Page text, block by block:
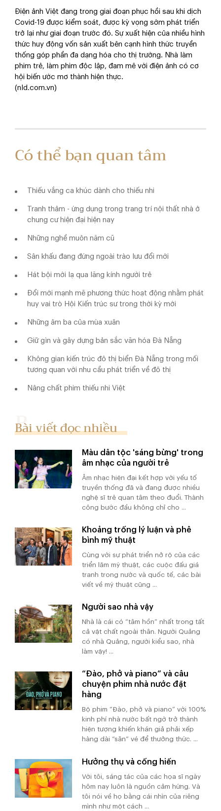
Điện ảnh Việt đang trong giai đoạn phục hồi sau khi dịch
Covid-19 được kiểm soát, được kỳ vọng sớm phát triển
trở lại như giai đoạn trước đó. Sự xuất hiện của nhiều hình
thức huy động vốn sản xuất bên cạnh hình thức truyền
thống góp phần đa dạng hóa cho thị trường. Nhà làm
phim trẻ, làm phim độc lập, đam mê với điện ảnh có cơ
hội biến ước mơ thành hiện thực.
(nld.com.vn)
Có thể bạn quan tâm
Thiếu vắng ca khúc dành cho thiếu nhi
Tranh thảm - ứng dụng trong trang trí nội thất nhà ở
chung cư hiện đại hiện nay
Những nghề muôn năm cũ
Sân khấu đang đứng ngoài trào lưu đổi mới
Hát bội mới lạ qua lăng kính người trẻ
Đổi mới mạnh mẽ phương thức hoạt động nhằm phát
huy vai trò Hội Kiến trúc sư trong thời kỳ mới
Những âm ba của mùa xuân
Giữ gìn và gây dựng bản sắc văn hóa Đà Nẵng
Không gian kiến trúc đô thị biển Đà Nẵng trong mối
tương quan với nhu cầu phát triển về đô thị
Nâng chất phim thiếu nhi Việt
Bài viết đọc nhiều
Màu dân tộc 'sáng bừng' trong
âm nhạc của người trẻ
Âm nhạc hiện đại kết hợp với yếu tố
truyền thống đã và đang được nhiều
nghệ sĩ trẻ quan tâm theo đuổi. Thành
công bước đầu không chỉ cho ...
Khoảng trống lý luận và phê
bình mỹ thuật
Cùng với sự phát triển nở rộ của các
triển lãm mỹ thuật, các cuộc đấu giá
tranh trong nước và quốc tế, các bài
viết về mỹ thuật cũng ...
Người sao nhà vậy
Nhà là cái có “tâm hồn” nhất trong tất
cả vật chất ngoài thân. Người Quảng
có nhà Quảng, người kiểu sao, nhà
làm vậy! ...
“Đào, phở và piano” và câu
chuyện phim nhà nước đặt
hàng
Bộ phim “Đào, phở và piano” với 100%
kinh phí nhà nước bất ngờ trở thành
hiện tượng khiến khán giả phải xếp
hàng dài “săn” vé để thưởng thức. ...
Hưởng thụ và cống hiến
Với tôi, sáng tác của các họa sĩ ngày
hôm nay luôn là nguồn cảm hứng. Và
tôi nói về họ bằng cái nhìn của riêng
mình như một cách ...